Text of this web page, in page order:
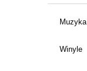
Muzyka
Winyle